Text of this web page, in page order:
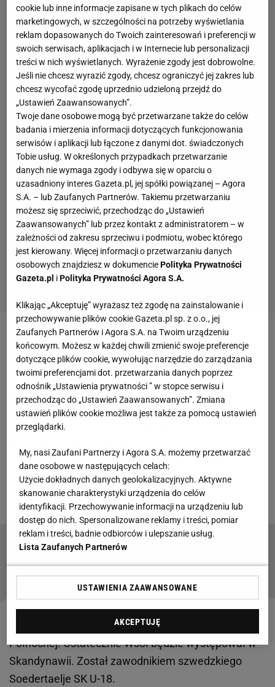
Zobacz wideo
Skocznie, na których wychował się
Tomasiak, mogły nie istnieć!
Wsół robi furorę. Mamy wielki talent
Pierwsze kroki w hokeju na lodzie stawiał w Podhalu
zagraniczne kluby. Ostatnie trzy lata spędził w
szwajcarskim EHC Basel, regularnie występując na
tafli z 16-latkami oraz 18-latkami.
Nawołuje Rosjan do bojkotu. Chodzi o
Teraz walczyły o niego kluby ze Szwecji i Ameryki
Północnej. Ostatecznie Wsół będzie występował w
Skandynawii. Został zawodnikiem szwedzkiego
Soedertaelje SK U-18.
cookie lub inne informacje zapisane w tych plikach do celów
marketingowych, w szczególności na potrzeby wyświetlania
reklam dopasowanych do Twoich zainteresowań i preferencji w
swoich serwisach, aplikacjach i w Internecie lub personalizacji
treści w nich wyświetlanych. Wyrażenie zgody jest dobrowolne.
Jeśli nie chcesz wyrazić zgody, chcesz ograniczyć jej zakres lub
chcesz wycofać zgodę uprzednio udzieloną przejdź do
„Ustawień Zaawansowanych”.
Twoje dane osobowe mogą być przetwarzane także do celów
badania i mierzenia informacji dotyczących funkcjonowania
serwisów i aplikacji lub łączone z danymi dot. świadczonych
Tobie usług. W określonych przypadkach przetwarzanie
danych nie wymaga zgody i odbywa się w oparciu o
uzasadniony interes Gazeta.pl, jej spółki powiązanej – Agora
S.A. – lub Zaufanych Partnerów. Takiemu przetwarzaniu
możesz się sprzeciwić, przechodząc do „Ustawień
Zaawansowanych” lub przez kontakt z administratorem – w
zależności od zakresu sprzeciwu i podmiotu, wobec którego
jest kierowany. Więcej informacji o przetwarzaniu danych
osobowych znajdziesz w dokumenciePolityka Prywatności
Gazeta.pl iPolityka Prywatności Agora S.A.
Klikając „Akceptuję” wyrażasz też zgodę na zainstalowanie i
przechowywanie plików cookie Gazeta.pl sp. z o.o., jej
Zaufanych Partnerów i Agora S.A. na Twoim urządzeniu
końcowym. Możesz w każdej chwili zmienić swoje preferencje
dotyczące plików cookie, wywołując narzędzie do zarządzania
twoimi preferencjami dot. przetwarzania danych poprzez
odnośnik „Ustawienia prywatności ” w stopce serwisu i
przechodząc do „Ustawień Zaawansowanych”. Zmiana
ustawień plików cookie możliwa jest także za pomocą ustawień
przeglądarki.
My, nasi Zaufani Partnerzy i Agora S.A. możemy przetwarzać
dane osobowe w następujących celach:
Użycie dokładnych danych geolokalizacyjnych. Aktywne
skanowanie charakterystyki urządzenia do celów
identyfikacji. Przechowywanie informacji na urządzeniu lub
dostęp do nich. Spersonalizowane reklamy i treści, pomiar
reklam i treści, badnie odbiorców i ulepszanie usług.
Lista Zaufanych Partnerów
USTAWIENIA ZAAWANSOWANE
AKCEPTUJĘ